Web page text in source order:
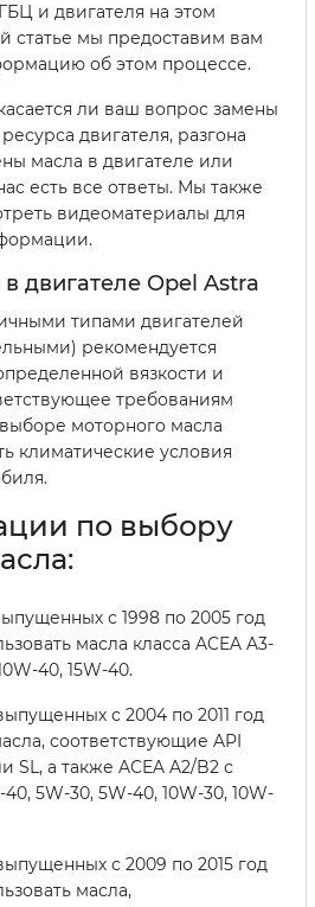
и двигателя на этом
статье мы предоставим вам
об этом процессе.
ли ваш вопрос замены
двигателя, разгона
масла в двигателе или
есть все ответы. Мы также
видеоматериалы для
двигателе Opel Astra
типами двигателей
рекомендуется
вязкости и
требованиям
моторного масла
климатические условия
по выбору
с 1998 по 2005 год
масла класса ACEA A3-
40, 15W-40.
с 2004 по 2011 год
соответствующие API
SL, а также ACEA A2/B2 с
5W-30, 5W-40, 10W-30, 10W-
с 2009 по 2015 год
масла,